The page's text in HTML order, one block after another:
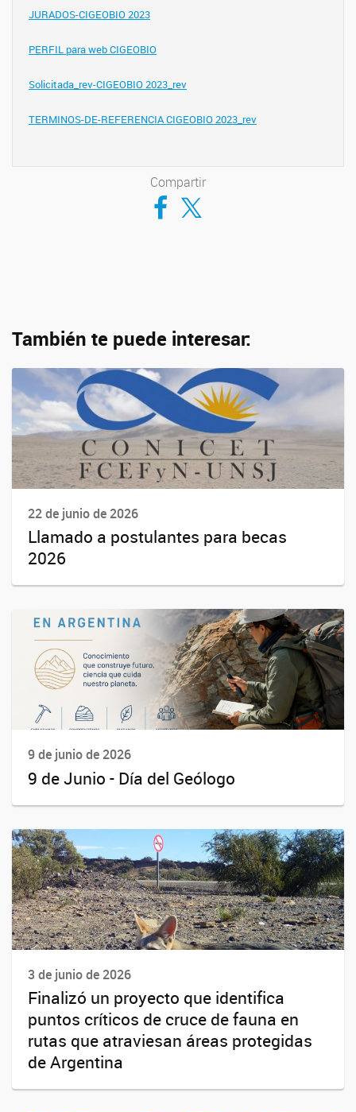
JURADOS-CIGEOBIO 2023
PERFIL para web CIGEOBIO
Solicitada_rev-CIGEOBIO 2023_rev
TERMINOS-DE-REFERENCIA CIGEOBIO 2023_rev
Compartir
Compartir en Facebook
Compartir en Twitter
También te puede interesar:
22 de junio de 2026
Llamado a postulantes para becas
2026
9 de junio de 2026
9 de Junio - Día del Geólogo
3 de junio de 2026
Finalizó un proyecto que identifica
puntos críticos de cruce de fauna en
rutas que atraviesan áreas protegidas
de Argentina